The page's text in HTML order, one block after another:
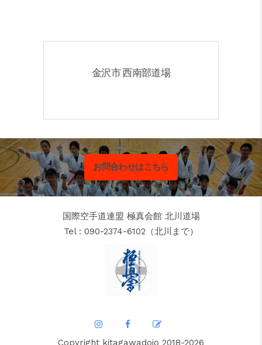
金沢市 西南部道場
お問合わせはこちら
国際空手道連盟 極真会館 北川道場
Tel : 090-2374-6102（北川まで）
Copyright kitagawadojo 2018-2026